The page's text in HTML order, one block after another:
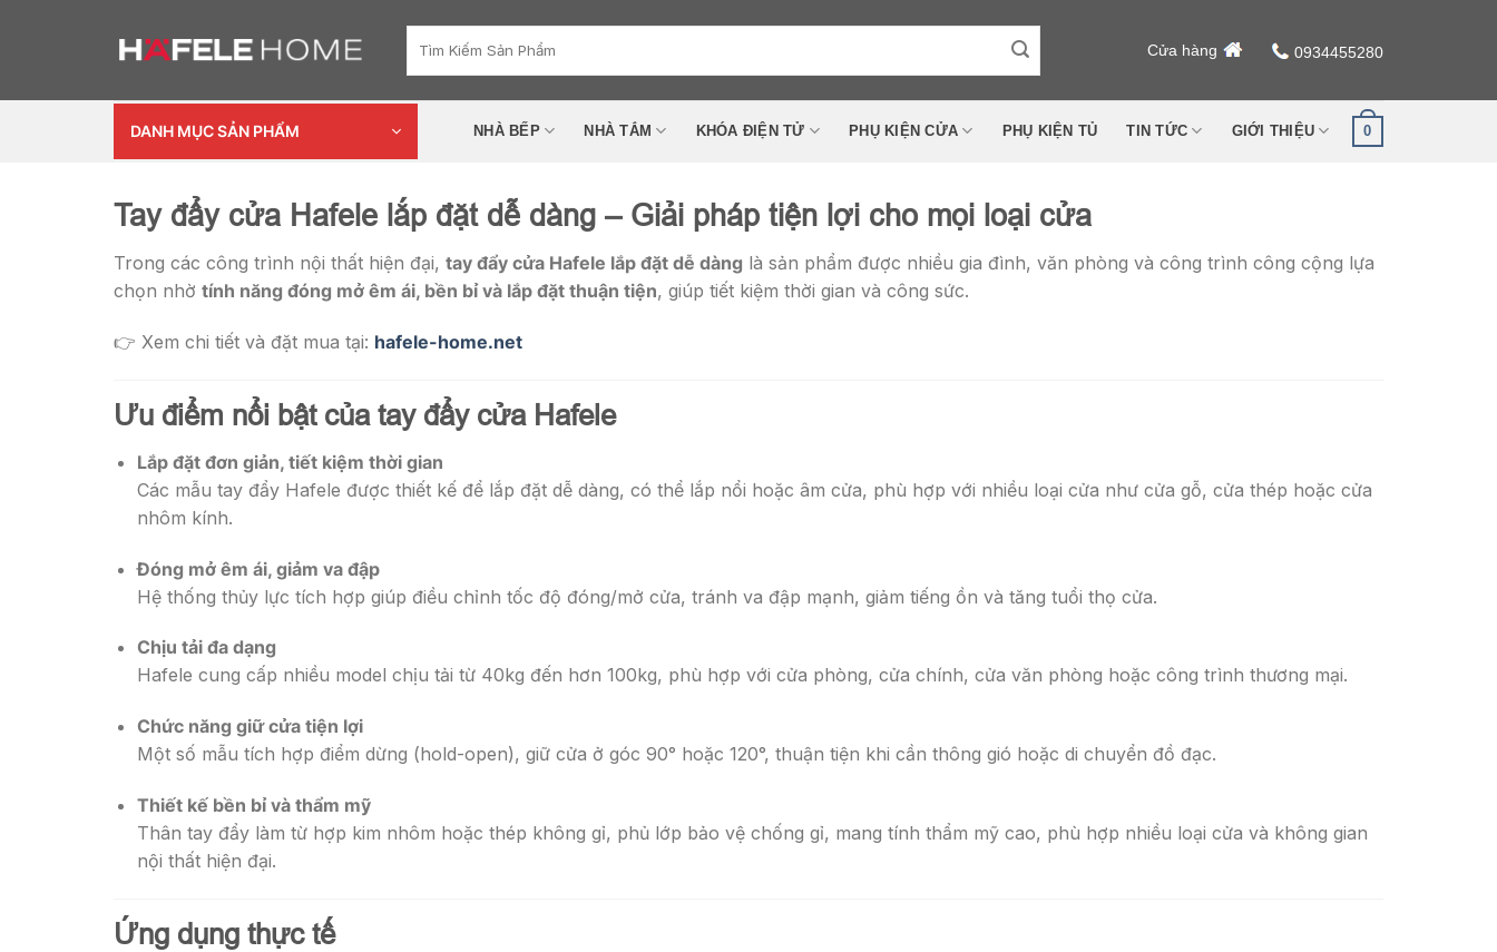
kiếm:
Cửa hàng 0934455280
DANH MỤC SẢN PHẨM NHÀ BẾP NHÀ TẮM KHÓA ĐIỆN TỬ PHỤ KIỆN CỬA PHỤ KIỆN TỦ TIN TỨC GIỚI THIỆU 0
Tay đẩy cửa Hafele lắp đặt dễ dàng – Giải pháp tiện lợi cho mọi loại cửa
Trong các công trình nội thất hiện đại, tay đẩy cửa Hafele lắp đặt dễ dàng là sản phẩm được nhiều gia đình, văn phòng và công trình công cộng lựa
chọn nhờ tính năng đóng mở êm ái, bền bỉ và lắp đặt thuận tiện, giúp tiết kiệm thời gian và công sức.
👉 Xem chi tiết và đặt mua tại: hafele-home.net
Ưu điểm nổi bật của tay đẩy cửa Hafele
Lắp đặt đơn giản, tiết kiệm thời gian
Các mẫu tay đẩy Hafele được thiết kế để lắp đặt dễ dàng, có thể lắp nổi hoặc âm cửa, phù hợp với nhiều loại cửa như cửa gỗ, cửa thép hoặc cửa
nhôm kính.
Đóng mở êm ái, giảm va đập
Hệ thống thủy lực tích hợp giúp điều chỉnh tốc độ đóng/mở cửa, tránh va đập mạnh, giảm tiếng ồn và tăng tuổi thọ cửa.
Chịu tải đa dạng
Hafele cung cấp nhiều model chịu tải từ 40kg đến hơn 100kg, phù hợp với cửa phòng, cửa chính, cửa văn phòng hoặc công trình thương mại.
Chức năng giữ cửa tiện lợi
Một số mẫu tích hợp điểm dừng (hold-open), giữ cửa ở góc 90° hoặc 120°, thuận tiện khi cần thông gió hoặc di chuyển đồ đạc.
Thiết kế bền bỉ và thẩm mỹ
Thân tay đẩy làm từ hợp kim nhôm hoặc thép không gỉ, phủ lớp bảo vệ chống gỉ, mang tính thẩm mỹ cao, phù hợp nhiều loại cửa và không gian
nội thất hiện đại.
Ứng dụng thực tế